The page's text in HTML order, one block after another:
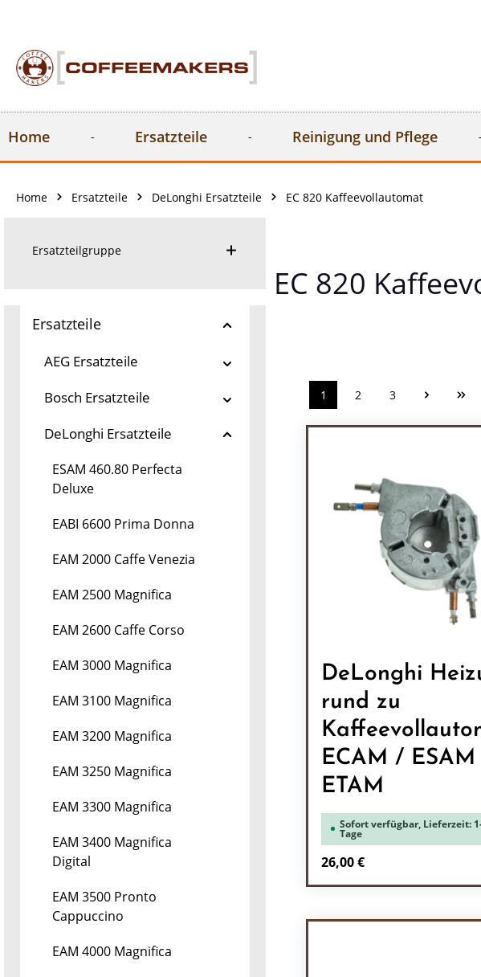
Home Ersatzteile Reinigung und Pflege
Home Ersatzteile DeLonghi Ersatzteile EC 820 Kaffeevollautomat
Ersatzteilgruppe
Ersatzteile
AEG Ersatzteile
Bosch Ersatzteile
DeLonghi Ersatzteile
ESAM 460.80 Perfecta
Deluxe
EABI 6600 Prima Donna
EAM 2000 Caffe Venezia
EAM 2500 Magnifica
EAM 2600 Caffe Corso
EAM 3000 Magnifica
EAM 3100 Magnifica
EAM 3200 Magnifica
EAM 3250 Magnifica
EAM 3300 Magnifica
EAM 3400 Magnifica
Digital
EAM 3500 Pronto
Cappuccino
EAM 4000 Magnifica
EC 820
Seite
1 Seite
2 Seite
3
DeLonghi
rund zu
ECAM /
ETAM
Sofort verfügbar, Lieferzeit:
Tage
Regulärer Preis:
26,00 €